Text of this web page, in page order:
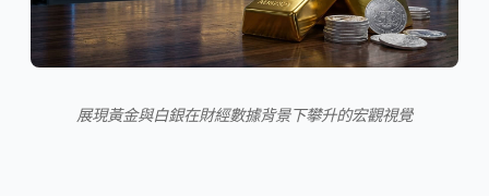
展現黃金與白銀在財經數據背景下攀升的宏觀視覺